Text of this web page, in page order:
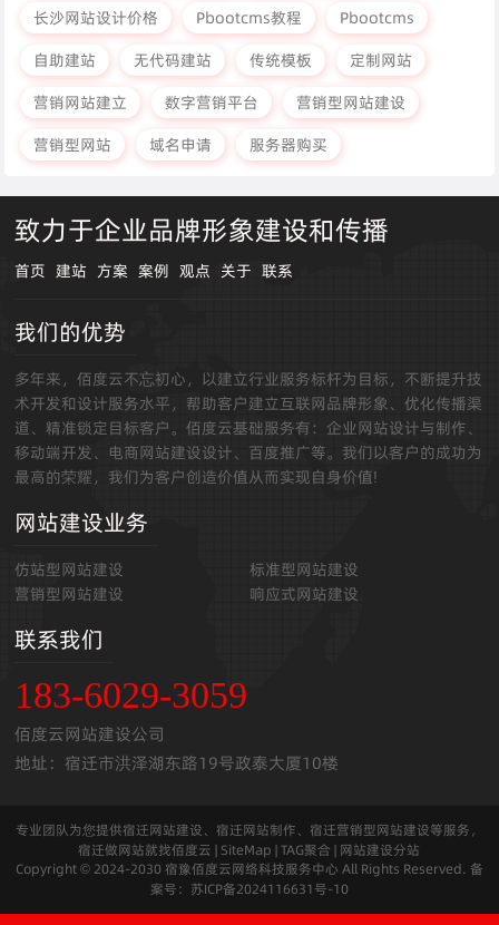
长沙网站设计价格
Pbootcms教程
Pbootcms
自助建站
无代码建站 传统模板
定制网站
营销网站建立
数字营销平台
营销型网站建设
营销型网站
域名申请 服务器购买
致力于企业品牌形象建设和传播
首页 建站 方案 案例 观点 关于 联系
我们的优势
多年来，佰度云不忘初心，以建立行业服务标杆为目标，不断提升技
术开发和设计服务水平，帮助客户建立互联网品牌形象、优化传播渠
道、精准锁定目标客户。佰度云基础服务有：企业网站设计与制作、
移动端开发、电商网站建设设计、百度推广等。我们以客户的成功为
最高的荣耀，我们为客户创造价值从而实现自身价值!
网站建设业务
仿站型网站建设
标准型网站建设
营销型网站建设
响应式网站建设
联系我们
183-6029-3059
佰度云网站建设公司
地址：宿迁市洪泽湖东路19号政泰大厦10楼
专业团队为您提供宿迁网站建设、宿迁网站制作、宿迁营销型网站建设等服务，
宿迁做网站就找佰度云 | SiteMap |TAG聚合 | 网站建设分站
Copyright © 2024-2030 宿豫佰度云网络科技服务中心 All Rights Reserved. 备
案号： 苏ICP备2024116631号-10